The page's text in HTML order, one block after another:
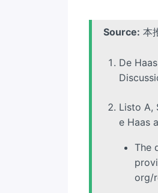
Source: 本
De
Listo A,
e Haas
The
org/